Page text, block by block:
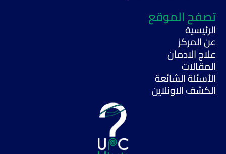
تصفح الموقع
الرئيسية
عن المركز
علاج الادمان
المقالات
الأسئلة الشائعة
الكشف الاونلاين